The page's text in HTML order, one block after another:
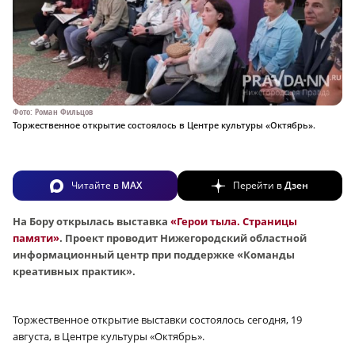
Фото: Роман Фильцов
Торжественное открытие состоялось в Центре культуры «Октябрь».
Читайте в MAX Перейти вДзен
На Бору открылась выставка «Герои тыла. Страницы
памяти». Проект проводит Нижегородский областной
информационный центр при поддержке «Команды
креативных практик».
Торжественное открытие выставки состоялось сегодня, 19
августа, в Центре культуры «Октябрь».